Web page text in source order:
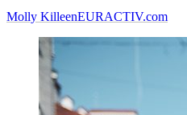
Molly KilleenEURACTIV.com